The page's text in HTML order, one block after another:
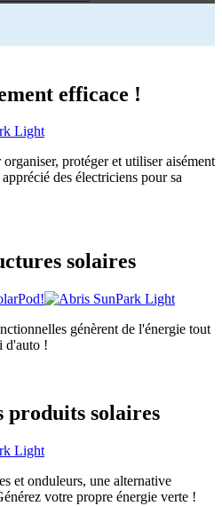
efficace !
protéger et utiliser aisément
des électriciens pour sa
solaires
génèrent de l'énergie tout
d'auto !
produits solaires
et onduleurs, une alternative
votre propre énergie verte !